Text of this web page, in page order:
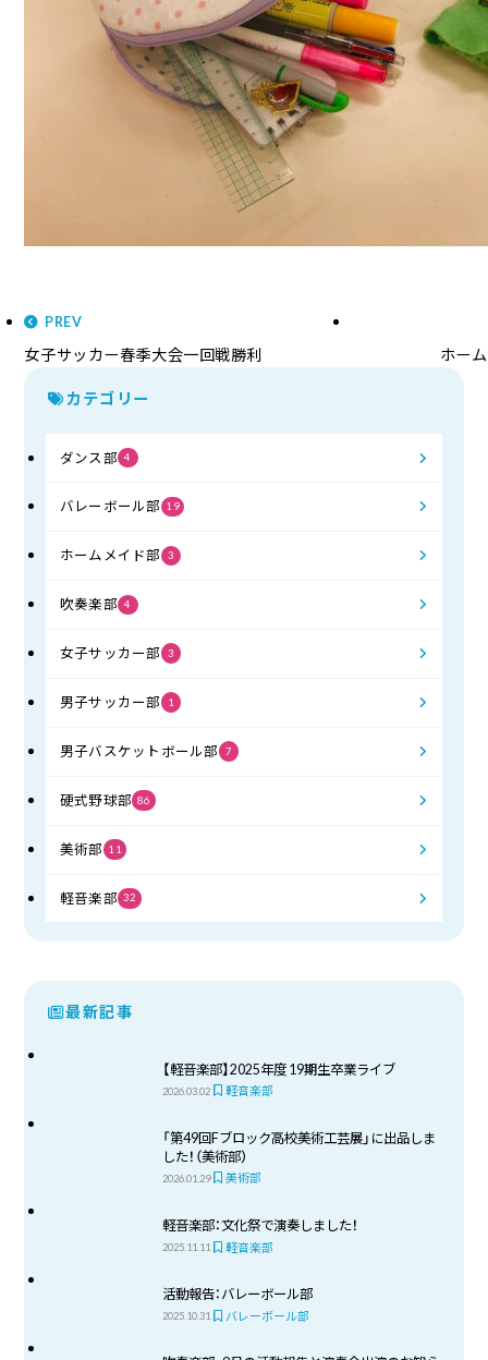
PREV
女子サッカー春季大会一回戦勝利 ホー
カテゴリー
ダンス部 4
バレーボール部 19
ホームメイド部 3
吹奏楽部 4
女子サッカー部 3
男子サッカー部 1
男子バスケットボール部 7
硬式野球部 86
美術部 11
軽音楽部 32
最新記事
【軽音楽部】2025年度 19期生卒業ライブ
2026.03.02 軽音楽部
「第49回Fブロック高校美術工芸展」に出品しま
した！（美術部）
2026.01.29 美術部
軽音楽部：文化祭で演奏しました！
2025.11.11 軽音楽部
活動報告：バレーボール部
2025.10.31 バレーボール部